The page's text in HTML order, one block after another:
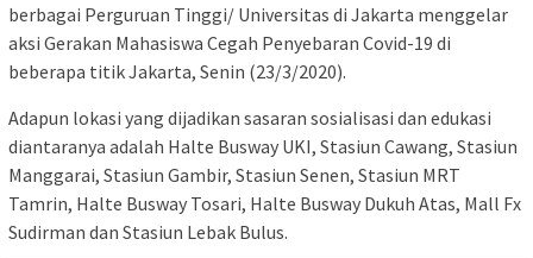
berbagai Perguruan Tinggi/ Universitas di Jakarta menggelar
aksi Gerakan Mahasiswa Cegah Penyebaran Covid-19 di
beberapa titik Jakarta, Senin (23/3/2020).
Adapun lokasi yang dijadikan sasaran sosialisasi dan edukasi
diantaranya adalah Halte Busway UKI, Stasiun Cawang, Stasiun
Manggarai, Stasiun Gambir, Stasiun Senen, Stasiun MRT
Tamrin, Halte Busway Tosari, Halte Busway Dukuh Atas, Mall Fx
Sudirman dan Stasiun Lebak Bulus.